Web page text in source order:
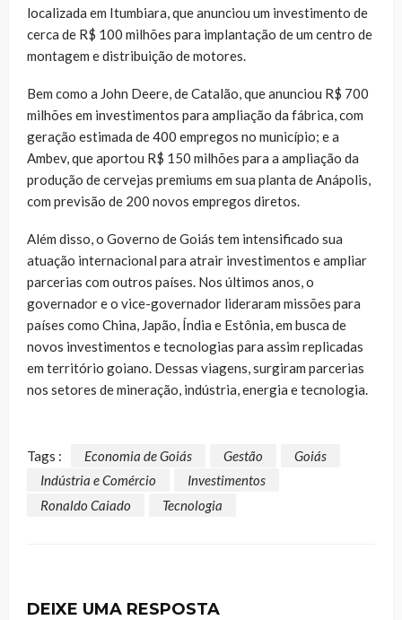
localizada em Itumbiara, que anunciou um investimento de
cerca de R$ 100 milhões para implantação de um centro de
montagem e distribuição de motores.
Bem como a John Deere, de Catalão, que anunciou R$ 700
milhões em investimentos para ampliação da fábrica, com
geração estimada de 400 empregos no município; e a
Ambev, que aportou R$ 150 milhões para a ampliação da
produção de cervejas premiums em sua planta de Anápolis,
com previsão de 200 novos empregos diretos.
Além disso, o Governo de Goiás tem intensificado sua
atuação internacional para atrair investimentos e ampliar
parcerias com outros países. Nos últimos anos, o
governador e o vice-governador lideraram missões para
países como China, Japão, Índia e Estônia, em busca de
novos investimentos e tecnologias para assim replicadas
em território goiano. Dessas viagens, surgiram parcerias
nos setores de mineração, indústria, energia e tecnologia.
Tags : Economia de Goiás Gestão
Goiás
Indústria e Comércio
Investimentos
Ronaldo Caiado
Tecnologia
DEIXE UMA RESPOSTA